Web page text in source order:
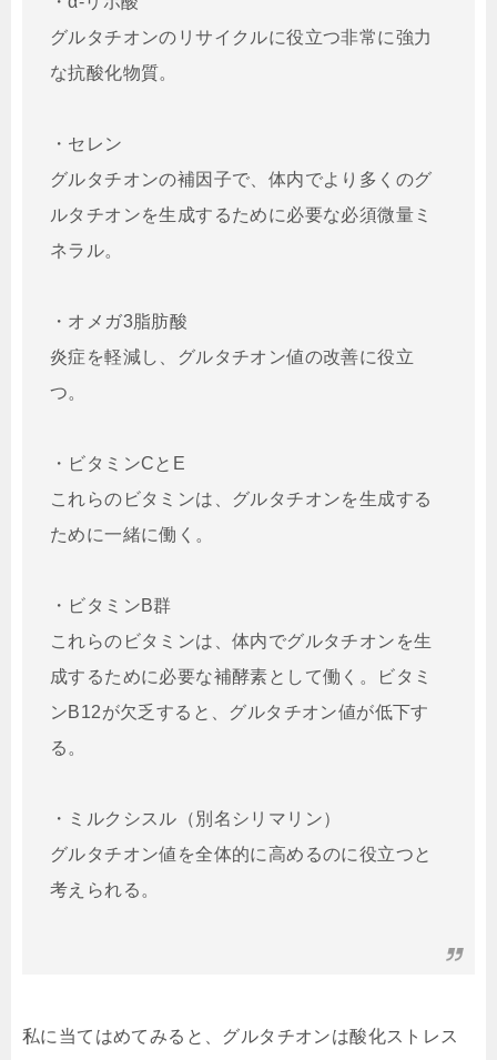
グルタチオンのリサイクルに役立つ非常に強力
な抗酸化物質。
・セレン
グルタチオンの補因子で、体内でより多くのグ
ルタチオンを生成するために必要な必須微量ミ
ネラル。
・オメガ3脂肪酸
炎症を軽減し、グルタチオン値の改善に役立
つ。
・ビタミンCとE
これらのビタミンは、グルタチオンを生成する
ために一緒に働く。
・ビタミンB群
これらのビタミンは、体内でグルタチオンを生
成するために必要な補酵素として働く。ビタミ
ンB12が欠乏すると、グルタチオン値が低下す
る。
・ミルクシスル（別名シリマリン）
グルタチオン値を全体的に高めるのに役立つと
考えられる。
私に当てはめてみると、グルタチオンは酸化ストレス